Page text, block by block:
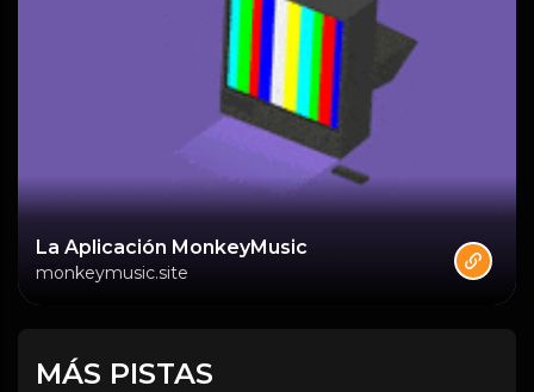
La Aplicación MonkeyMusic
monkeymusic.site
MÁS PISTAS